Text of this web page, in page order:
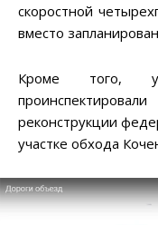
скоростной
вместо
Кроме того,
реконструкции
участке обхода